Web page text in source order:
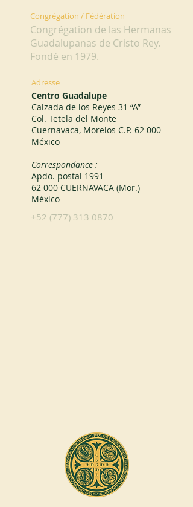
Congrégation / Fédération
Congrégation de las Hermanas
Guadalupanas de Cristo Rey.
Fondé en 1979.
Adresse
Centro Guadalupe
Calzada de los Reyes 31 “A”
Col. Tetela del Monte
Cuernavaca, Morelos C.P. 62 000
México
Correspondance :
Apdo. postal 1991
62 000 CUERNAVACA (Mor.)
México
+52 (777) 313 0870